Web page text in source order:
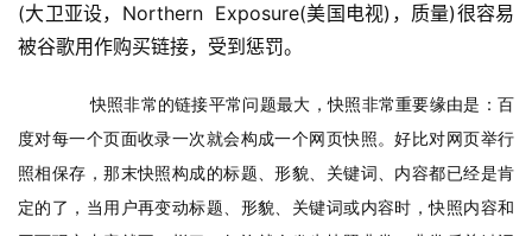
(大卫亚设，Northern  Exposure(美国电视)，质量)很容易
被谷歌用作购买链接，受到惩罚。
快照非常的链接平常问题最大，快照非常重要缘由是：百
度对每一个页面收录一次就会构成一个网页快照。好比对网页举行
照相保存，那末快照构成的标题、形貌、关键词、内容都已经是肯
定的了，当用户再变动标题、形貌、关键词或内容时，快照内容和